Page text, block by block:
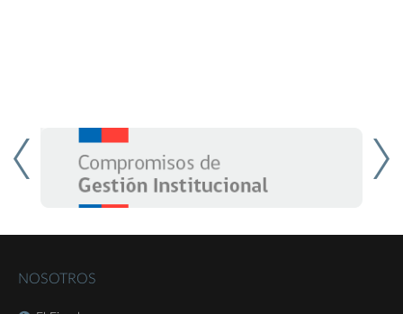
NOSOTROS